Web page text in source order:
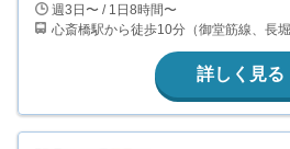
週3日〜 / 1日8時間〜
詳しく見る